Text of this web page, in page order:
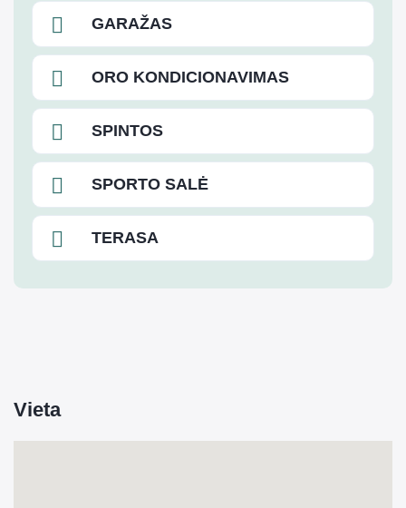
GARAŽAS
ORO KONDICIONAVIMAS
SPINTOS
SPORTO SALĖ
TERASA
Vieta